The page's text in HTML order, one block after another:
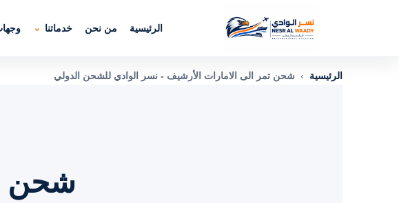
الرئيسية من نحن خدماتنا
الرئيسية › شحن تمر الى الامارات الأرشيف - نسر الوادي للشحن الدولي
شحن